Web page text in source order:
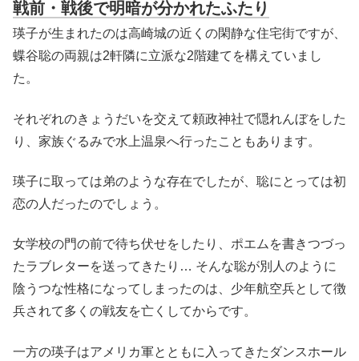
戦前・戦後で明暗が分かれたふたり
瑛子が生まれたのは高崎城の近くの閑静な住宅街ですが、
蝶谷聡の両親は2軒隣に立派な2階建てを構えていまし
た。
それぞれのきょうだいを交えて頼政神社で隠れんぼをした
り、家族ぐるみで水上温泉へ行ったこともあります。
瑛子に取っては弟のような存在でしたが、聡にとっては初
恋の人だったのでしょう。
女学校の門の前で待ち伏せをしたり、ポエムを書きつづっ
たラブレターを送ってきたり… そんな聡が別人のように
陰うつな性格になってしまったのは、少年航空兵として徴
兵されて多くの戦友を亡くしてからです。
一方の瑛子はアメリカ軍とともに入ってきたダンスホール